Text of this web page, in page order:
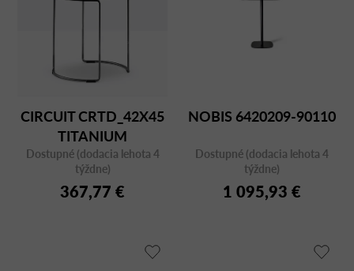
CIRCUIT CRTD_42X45
TITANIUM
Dostupné (dodacia lehota 4
týždne)
367,77 €
NOBIS 6420209-90110
Dostupné (dodacia lehota 4
týždne)
1 095,93 €